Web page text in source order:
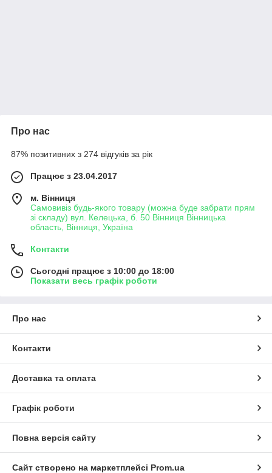
Про нас
87% позитивних з 274 відгуків за рік
Працює з 23.04.2017
м. Вінниця
Самовивіз будь-якого товару (можна буде забрати прям
зі складу) вул. Келецька, б. 50 Вінниця Вінницька
область, Вінниця, Україна
Контакти
Сьогодні працює з 10:00 до 18:00
Показати весь графік роботи
Про нас
Контакти
Доставка та оплата
Графік роботи
Повна версія сайту
Сайт створено на маркетплейсі Prom.ua